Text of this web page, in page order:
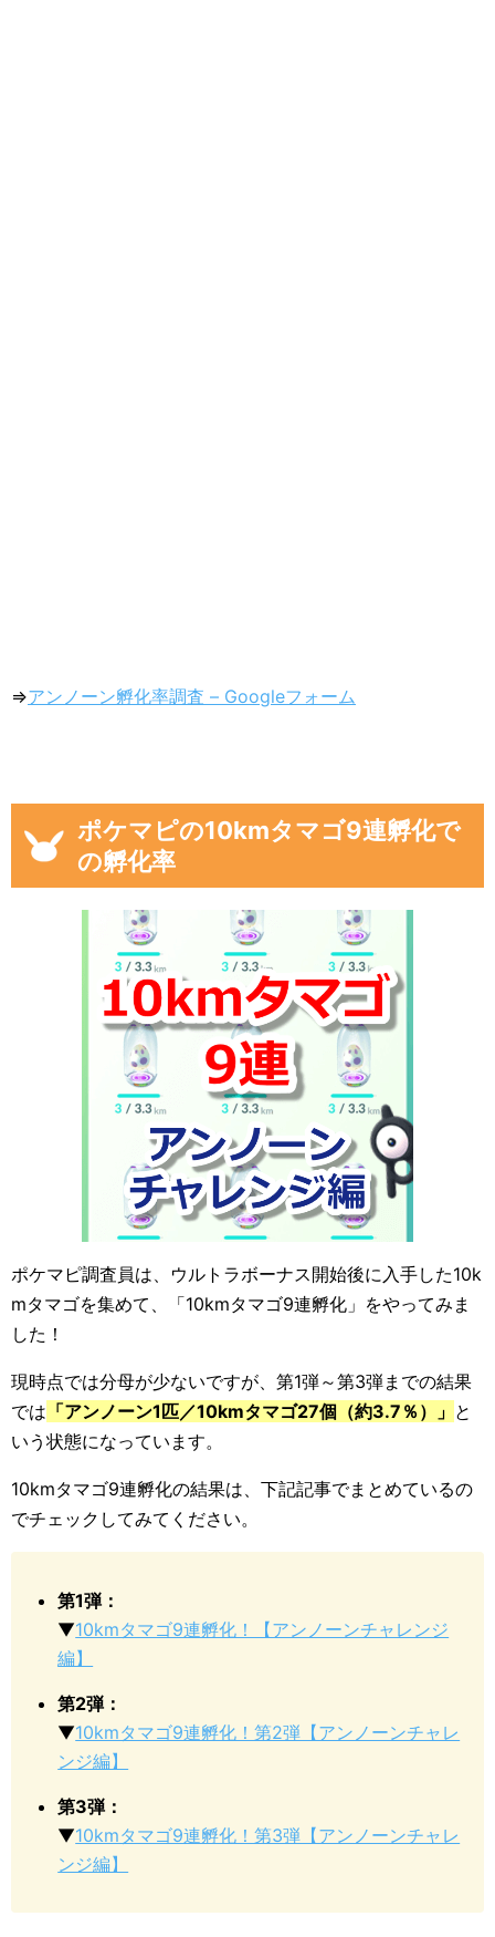
⇒アンノーン孵化率調査 – Googleフォーム
ポケマピの10kmタマゴ9連孵化で
の孵化率
ポケマピ調査員は、ウルトラボーナス開始後に入手した10k
mタマゴを集めて、「10kmタマゴ9連孵化」をやってみま
した！
現時点では分母が少ないですが、第1弾～第3弾までの結果
では 「アンノーン1匹／10kmタマゴ27個（約3.7％）」 と
いう状態になっています。
10kmタマゴ9連孵化の結果は、下記記事でまとめているの
でチェックしてみてください。
第1弾：
▼10kmタマゴ9連孵化！【アンノーンチャレンジ
編】
第2弾：
▼10kmタマゴ9連孵化！第2弾【アンノーンチャレ
ンジ編】
第3弾：
▼10kmタマゴ9連孵化！第3弾【アンノーンチャレ
ンジ編】